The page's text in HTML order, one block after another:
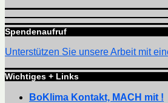
Spendenaufruf
Unterstützen Sie unsere Arbeit mit
Wichtiges + Links
BoKlima Kontakt, MACH mit !